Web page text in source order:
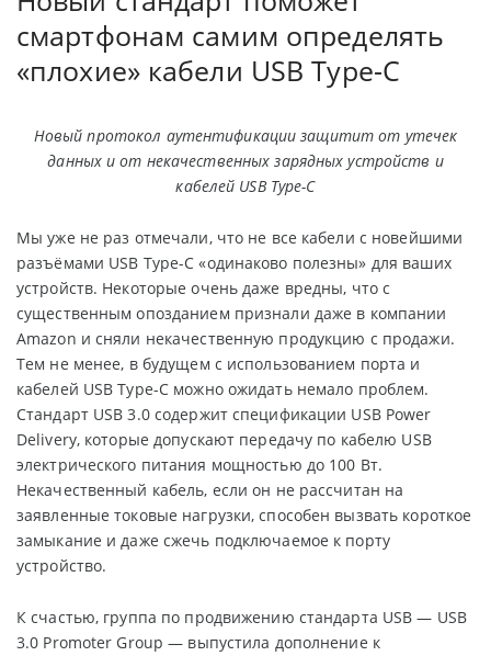
смартфонам самим определять
«плохие» кабели USB Type-C
Новый протокол аутентификации защитит от утечек
данных и от некачественных зарядных устройств и
кабелей USB Type-C
Мы уже не раз отмечали, что не все кабели с новейшими
разъёмами USB Type-C «одинаково полезны» для ваших
устройств. Некоторые очень даже вредны, что с
существенным опозданием признали даже в компании
Amazon и сняли некачественную продукцию с продажи.
Тем не менее, в будущем с использованием порта и
кабелей USB Type-C можно ожидать немало проблем.
Стандарт USB 3.0 содержит спецификации USB Power
Delivery, которые допускают передачу по кабелю USB
электрического питания мощностью до 100 Вт.
Некачественный кабель, если он не рассчитан на
заявленные токовые нагрузки, способен вызвать короткое
замыкание и даже сжечь подключаемое к порту
устройство.
К счастью, группа по продвижению стандарта USB — USB
3.0 Promoter Group — выпустила дополнение к